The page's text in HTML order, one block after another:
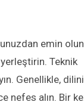
emin
yerleştirin. Teknik
Genellikle,
nefes alın. Bir